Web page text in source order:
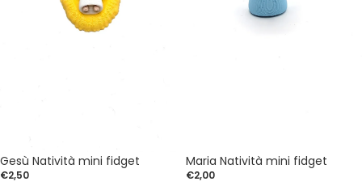
Gesù Natività mini fidget
€2,50
Maria Natività mini fidget
€2,00